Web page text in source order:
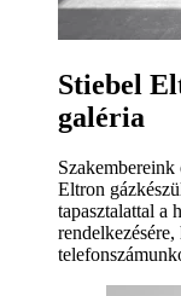
Stiebel
galéria
Eltron
tapasztalattal a